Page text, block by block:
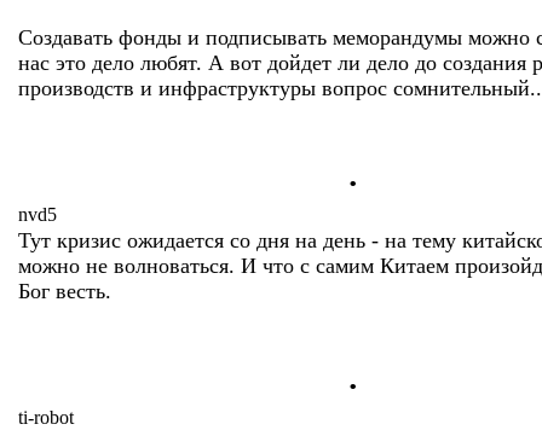
Создавать фонды и подписывать меморандумы можно
нас это дело любят. А вот дойдет ли дело до создания
производств и инфраструктуры вопрос
.
nvd5
Тут кризис ожидается со дня на день - на тему
можно не волноваться. И что с самим Китаем
Бог весть.
.
ti-robot